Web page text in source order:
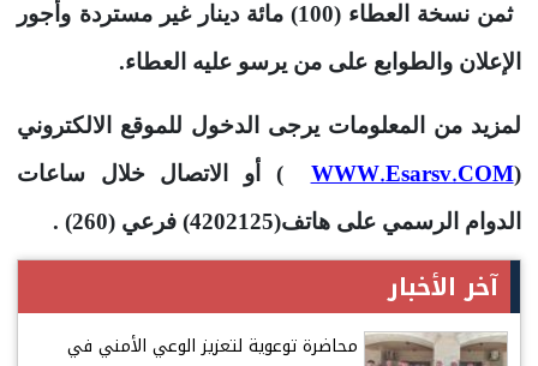
ثمن نسخة العطاء (100) مائة دينار غير مستردة وأجور
الإعلان والطوابع على من يرسو عليه العطاء.
لمزيد من المعلومات يرجى الدخول للموقع الالكتروني
(
WWW.Esarsv.COM
) أو الاتصال خلال ساعات
الدوام الرسميعلى هاتف(4202125) فرعي (260) .
آخر الأخبار
محاضرة توعوية لتعزيز الوعي الأمني في